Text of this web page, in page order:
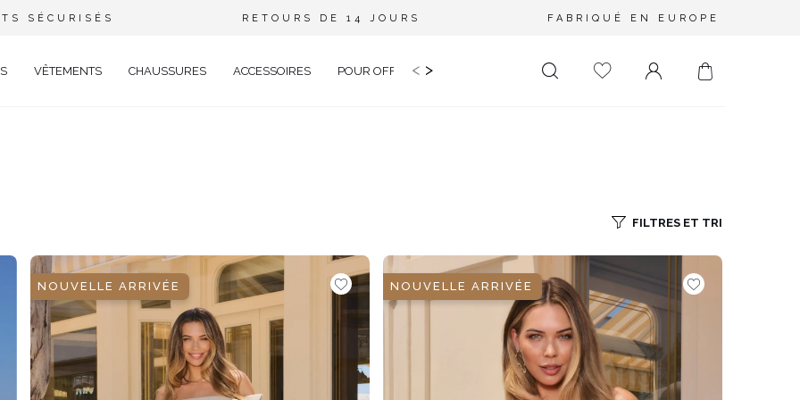
SÉCURISÉS RETOURS DE 14 JOURS FABRIQUÉ EN EUROPE
DANS LE DOS
ENVELOPPE
DIAMANT
ASYMÉTRIQUE
CARMEN
VÊTEMENTS CHAUSSURES ACCESSOIRES POUR OFFRIR MARIAGE PLUS SIZE SALE
< >
FILTRES ET TRI
NOUVELLE ARRIVÉE NOUVELLE ARRIVÉE